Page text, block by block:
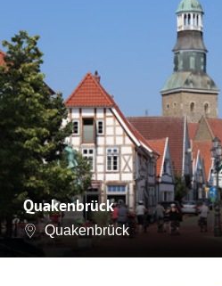
Quakenbrück
Quakenbrück